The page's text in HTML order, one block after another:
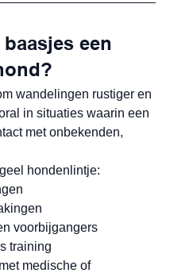
een
wandelingen rustiger en
in situaties waarin een
met onbekenden,
hondenlintje:
voorbijgangers
training
medische of